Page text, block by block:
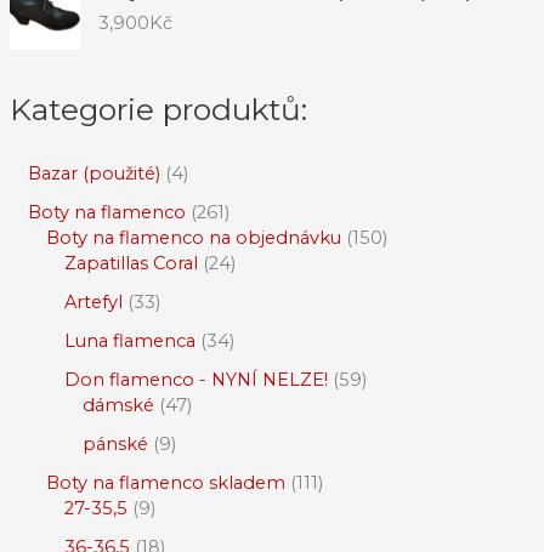
3,900Kč
Kategorie produktů:
Bazar (použité) 4
Boty na flamenco 261
Boty na flamenco na objednávku 150
Zapatillas Coral 24
Artefyl 33
Luna flamenca 34
Don flamenco - NYNÍ NELZE! 59
dámské 47
pánské 9
Boty na flamenco skladem 111
27-35,5 9
36-36,5 18